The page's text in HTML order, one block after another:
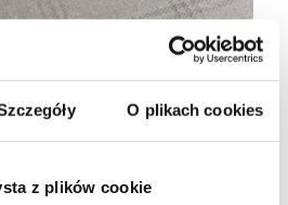
O plikach cookies
z plików cookie